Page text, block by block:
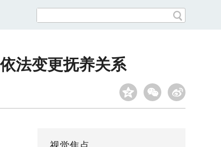
法变更抚养关系